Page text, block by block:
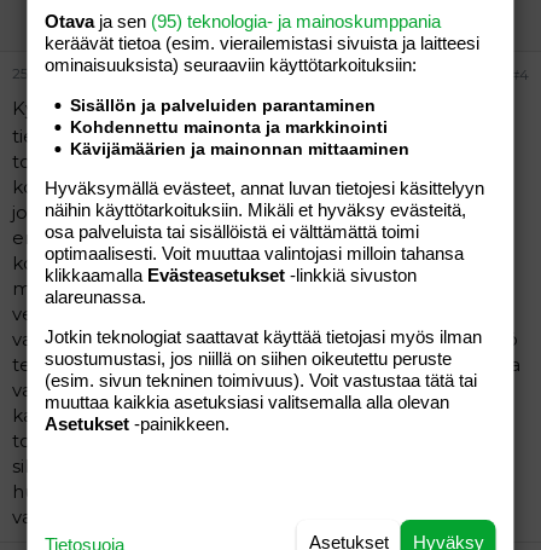
Jäsen
25.05.2006 #4
Kyselen tän vielä kun täällä tuntuu olevan asiasta
tietävää porukkaa
Yhden tuttavan lapsella (1.5v) on
todettu allergiaa. Sillä on ollut nenä tukossa melkein
koko elämänsä ajan ja nyt se on todettu että se on
jollekkin allerginen, mutta ihotestissä ei näkynyt mitään
erikoista, niin lääkäri suositteli verikokeella testausta
koira allergian, mutta tää äiti ei siihen suostunut. Sanoi
minulle puhelimessa ettei hän vie lastansa
verikokeeseen koska he eivät sen takia koirasta luovu
vaikka lapsi ois allerginen sille. Nyt sitten kyselen et eikö
teidän mielestänne allergia kannattas hoitaa, eikä antaa
vaan sen jyllätä noin pienellä lapsella? Minusta lapselle
kannattas hommata ainakin lääkkeet, kun kerran on
todettu et se lapsi on jollekkin allerginen. Minä kerroin
sille äidille et meidän pojan olotila on helpottunut
huomattavasti kun sai lääkkeet, mutta tää äiti ajatteli
vaan jättää asian tähän.
Otavaja sen (95) teknologia- ja mainoskumppania
keräävät tietoa (esim. vierailemis­tasi sivuista ja laitteesi
ominaisuuk­sista) seuraaviin käyttötarkoituksiin:
Sisällön ja palveluiden parantaminen
Kohdennettu mainonta ja markkinointi
Kävijämäärien ja mainonnan mittaaminen
Hyväksymällä evästeet, annat luvan tietojesi käsittelyyn
näihin käyttötarkoituksiin. Mikäli et hyväksy evästeitä,
osa palveluista tai sisällöistä ei välttämättä toimi
optimaalisesti. Voit muuttaa valintojasi milloin tahansa
klikkaamalla Evästeasetukset -linkkiä sivuston
alareunassa.
Jotkin teknologiat saattavat käyttää tietojasi myös ilman
suostumustasi, jos niillä on siihen oikeutettu peruste
(esim. sivun tekninen toimivuus). Voit vastustaa tätä tai
muuttaa kaikkia asetuksiasi valitsemalla alla olevan
Asetukset -painikkeen.
Hyväksy
Asetukset
Tietosuoja